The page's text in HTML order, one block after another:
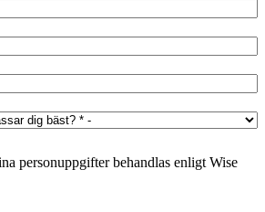
personuppgifter behandlas enligt Wise